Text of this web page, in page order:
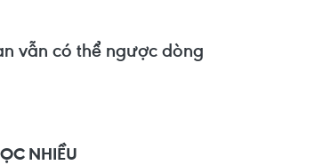
vẫn có thể ngược dòng
NHIỀU